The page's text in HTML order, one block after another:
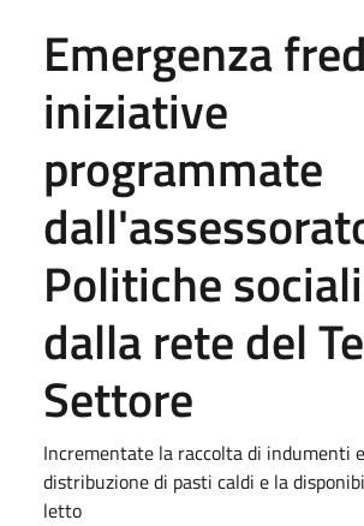
Emergenza
iniziative
programmate
Politiche
dalla rete del
Settore
Incrementate la raccolta di indumenti
distribuzione di pasti caldi e la
letto